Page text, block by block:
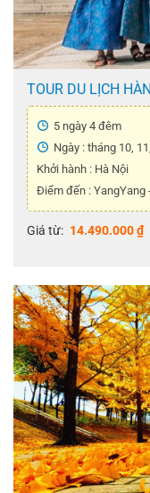
TOUR DU LỊCH
YANGYANG 5N4Đ
5 ngày 4 đêm
Ngày : tháng 10,
Khởi hành : Hà Nội
Điểm đến : YangYang
Giá từ: 14.490.000₫